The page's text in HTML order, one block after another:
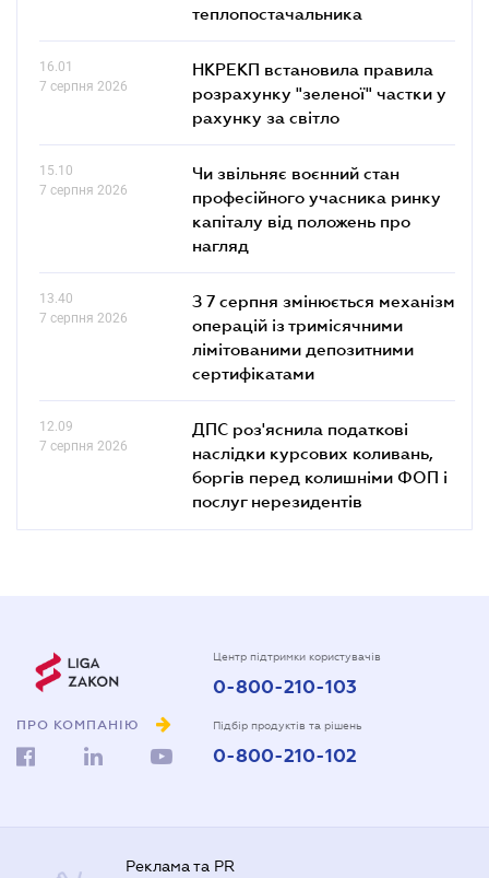
теплопостачальника
16.01
7 серпня 2026
НКРЕКП встановила правила
розрахунку "зеленої" частки у
рахунку за світло
15.10
7 серпня 2026
Чи звільняє воєнний стан
професійного учасника ринку
капіталу від положень про
нагляд
13.40
7 серпня 2026
З 7 серпня змінюється механізм
операцій із тримісячними
лімітованими депозитними
сертифікатами
12.09
7 серпня 2026
ДПС роз'яснила податкові
наслідки курсових коливань,
боргів перед колишніми ФОП і
послуг нерезидентів
ПРО КОМПАНІЮ
Центр підтримки користувачів
0-800-210-103
Підбір продуктів та рішень
0-800-210-102
Реклама та PR